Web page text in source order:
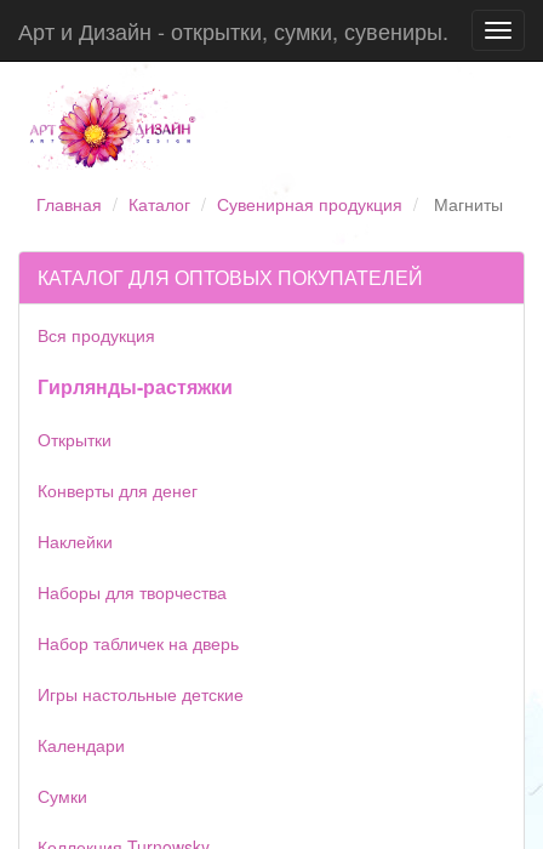
Арт и Дизайн - открытки, сумки, сувениры.
Главная Каталог Сувенирная продукция Магниты
КАТАЛОГ ДЛЯ ОПТОВЫХ ПОКУПАТЕЛЕЙ
Вся продукция
Гирлянды-растяжки
Открытки
Конверты для денег
Наклейки
Наборы для творчества
Набор табличек на дверь
Игры настольные детские
Календари
Сумки